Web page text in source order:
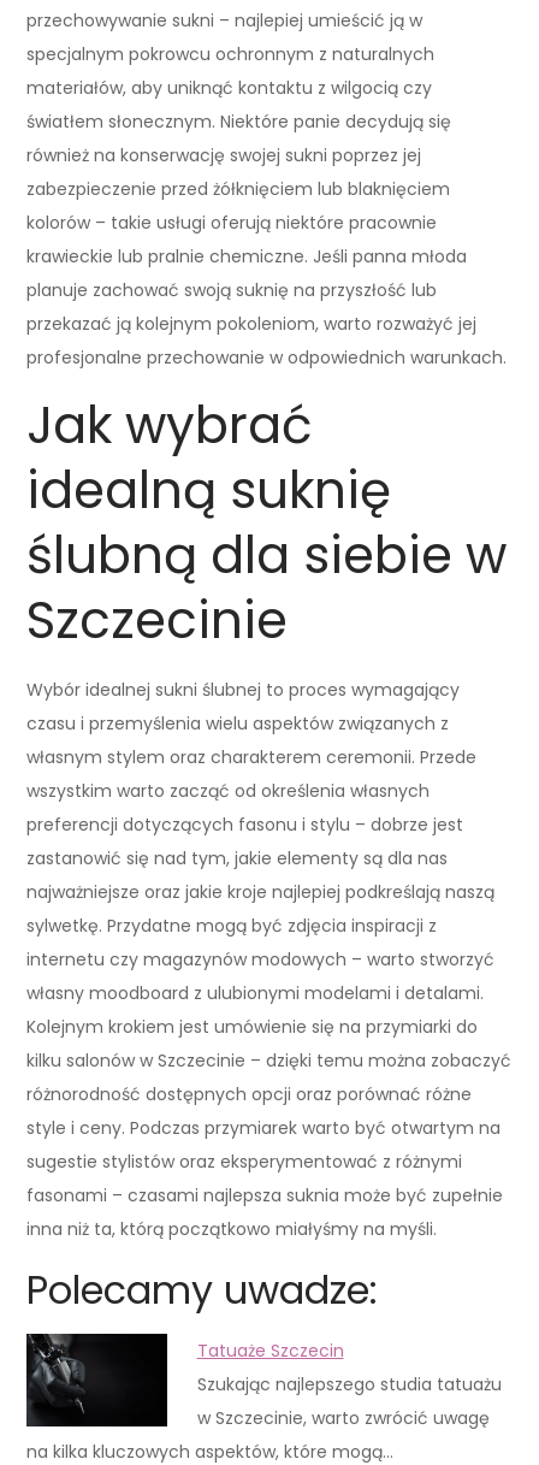
przechowywanie sukni – najlepiej umieścić ją w
specjalnym pokrowcu ochronnym z naturalnych
materiałów, aby uniknąć kontaktu z wilgocią czy
światłem słonecznym. Niektóre panie decydują się
również na konserwację swojej sukni poprzez jej
zabezpieczenie przed żółknięciem lub blaknięciem
kolorów – takie usługi oferują niektóre pracownie
krawieckie lub pralnie chemiczne. Jeśli panna młoda
planuje zachować swoją suknię na przyszłość lub
przekazać ją kolejnym pokoleniom, warto rozważyć jej
profesjonalne przechowanie w odpowiednich warunkach.
Jak wybrać
idealną suknię
ślubną dla siebie w
Szczecinie
Wybór idealnej sukni ślubnej to proces wymagający
czasu i przemyślenia wielu aspektów związanych z
własnym stylem oraz charakterem ceremonii. Przede
wszystkim warto zacząć od określenia własnych
preferencji dotyczących fasonu i stylu – dobrze jest
zastanowić się nad tym, jakie elementy są dla nas
najważniejsze oraz jakie kroje najlepiej podkreślają naszą
sylwetkę. Przydatne mogą być zdjęcia inspiracji z
internetu czy magazynów modowych – warto stworzyć
własny moodboard z ulubionymi modelami i detalami.
Kolejnym krokiem jest umówienie się na przymiarki do
kilku salonów w Szczecinie – dzięki temu można zobaczyć
różnorodność dostępnych opcji oraz porównać różne
style i ceny. Podczas przymiarek warto być otwartym na
sugestie stylistów oraz eksperymentować z różnymi
fasonami – czasami najlepsza suknia może być zupełnie
inna niż ta, którą początkowo miałyśmy na myśli.
Polecamy uwadze:
Tatuaże Szczecin
Szukając najlepszego studia tatuażu
w Szczecinie, warto zwrócić uwagę
na kilka kluczowych aspektów, które mogą…